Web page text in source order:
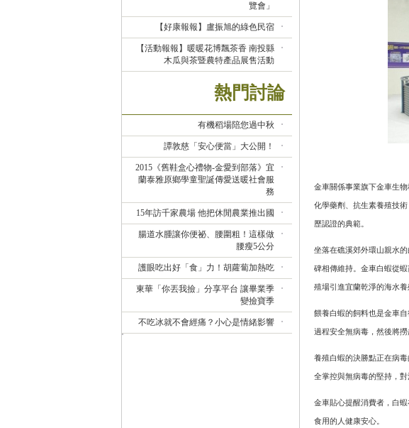
覽會」
【好康報報】盧振旭的綠色民宿
【活動報報】暖暖花博飄茶香 南投縣
木瓜與茶暨農特產品展售活動
熱門討論
有機稻場陪您過中秋
譚敦慈「安心便當」大公開！
2015《舊鞋盒心禮物-金愛到部落》宜
蘭泰雅原鄉學童聖誕傳愛送暖社會服
務
15年訪千家農場 他把休閒農業推出國
腸道水腫讓你便祕、腰圍粗！這樣做
腰瘦5公分
護眼吃出好「食」力！胡蘿蔔加熱吃
東華「你丟我撿」分享平台 讓畢業季
變撿寶季
不吃冰就不會經痛？小心是情緒影響
金車關係事業旗下金車生
化學藥劑、抗生素養殖技
歷認證的典範。
坐落在礁溪郊外環山親水
碑相傳維持。金車白蝦從
殖場引進宜蘭乾淨的海水
餵養白蝦的飼料也是金車
過程安全無病毒，然後將
養殖白蝦的決勝點正在病
全掌控與無病毒的堅持，
金車貼心提醒消費者，白
食用的人健康安心。